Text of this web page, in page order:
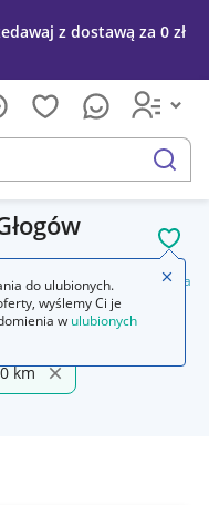
z dostawą za 0 zł
szukaj
Muzyka alternatywna
km
do ulubionych.
wyślemy Ci je
w ulubionych